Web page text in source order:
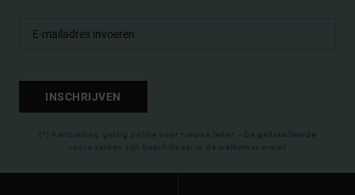
INSCHRIJVEN
(*) Aanbieding geldig online voor nieuwe leden - De gedetailleerde
voorwaarden zijn beschikbaar in de welkomst e-mail